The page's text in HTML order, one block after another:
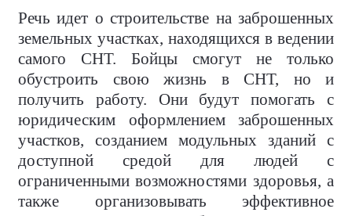
Речь идет о строительстве на заброшенных
земельных участках, находящихся в ведении
самого СНТ. Бойцы смогут не только
обустроить свою жизнь в СНТ, но и
получить работу. Они будут помогать с
юридическим оформлением заброшенных
участков, созданием модульных зданий с
доступной средой для людей с
ограниченными возможностями здоровья, а
также организовывать эффективное